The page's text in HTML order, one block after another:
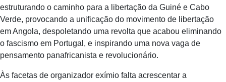
estruturando o caminho para a libertação da Guiné e Cabo
Verde, provocando a unificação do movimento de libertação
em Angola, despoletando uma revolta que acabou eliminando
o fascismo em Portugal, e inspirando uma nova vaga de
pensamento panafricanista e revolucionário.
Às facetas de organizador exímio falta acrescentar a